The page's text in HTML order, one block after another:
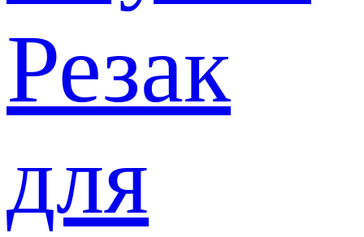
Резак
для